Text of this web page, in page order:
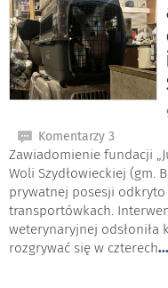
Komentarzy 3
Zawiadomienie fundacji
Woli Szydłowieckiej (gm.
prywatnej posesji
transportówkach.
weterynaryjnej odsłoniła
rozgrywać się w czterech...